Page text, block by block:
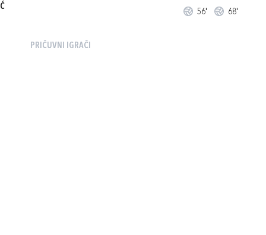
56' 68'
PRIČUVNI IGRAČI